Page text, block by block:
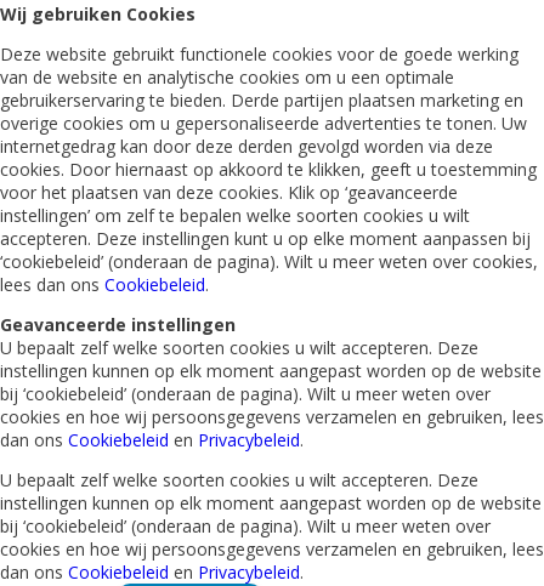
Wij gebruiken Cookies
Deze website gebruikt functionele cookies voor de goede werking
van de website en analytische cookies om u een optimale
gebruikerservaring te bieden. Derde partijen plaatsen marketing en
overige cookies om u gepersonaliseerde advertenties te tonen. Uw
internetgedrag kan door deze derden gevolgd worden via deze
cookies. Door hiernaast op akkoord te klikken, geeft u toestemming
voor het plaatsen van deze cookies. Klik op ‘geavanceerde
instellingen’ om zelf te bepalen welke soorten cookies u wilt
accepteren. Deze instellingen kunt u op elke moment aanpassen bij
‘cookiebeleid’ (onderaan de pagina). Wilt u meer weten over cookies,
lees dan ons Cookiebeleid.
Geavanceerde instellingen
U bepaalt zelf welke soorten cookies u wilt accepteren. Deze
instellingen kunnen op elk moment aangepast worden op de website
bij ‘cookiebeleid’ (onderaan de pagina). Wilt u meer weten over
cookies en hoe wij persoonsgegevens verzamelen en gebruiken, lees
dan ons Cookiebeleid en Privacybeleid.
U bepaalt zelf welke soorten cookies u wilt accepteren. Deze
instellingen kunnen op elk moment aangepast worden op de website
bij ‘cookiebeleid’ (onderaan de pagina). Wilt u meer weten over
cookies en hoe wij persoonsgegevens verzamelen en gebruiken, lees
dan ons Cookiebeleid en Privacybeleid.